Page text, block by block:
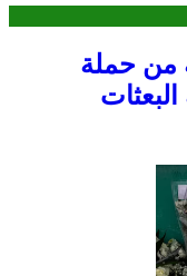
من حملة